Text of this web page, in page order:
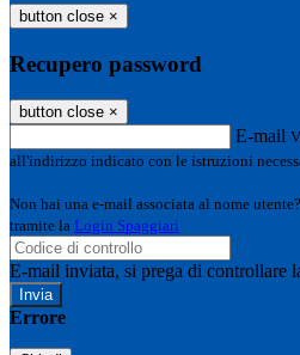
button close ×
Recupero password
button close ×
E-mail
all'indirizzo indicato con le istruzioni
Non hai una e-mail associata al nome
tramite la Login Spaggiari
E-mail inviata, si prega di controllare
Errore